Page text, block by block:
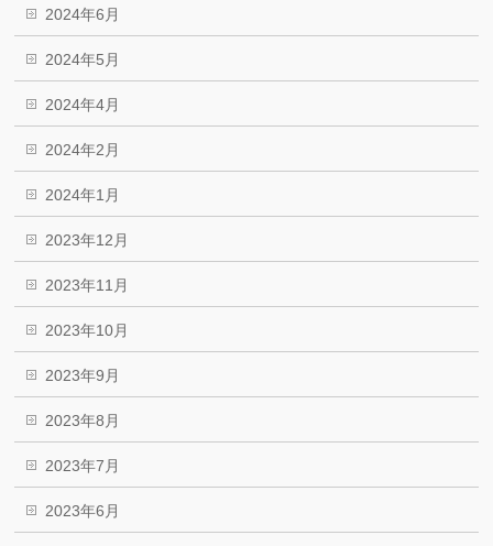
2024年6月
2024年5月
2024年4月
2024年2月
2024年1月
2023年12月
2023年11月
2023年10月
2023年9月
2023年8月
2023年7月
2023年6月